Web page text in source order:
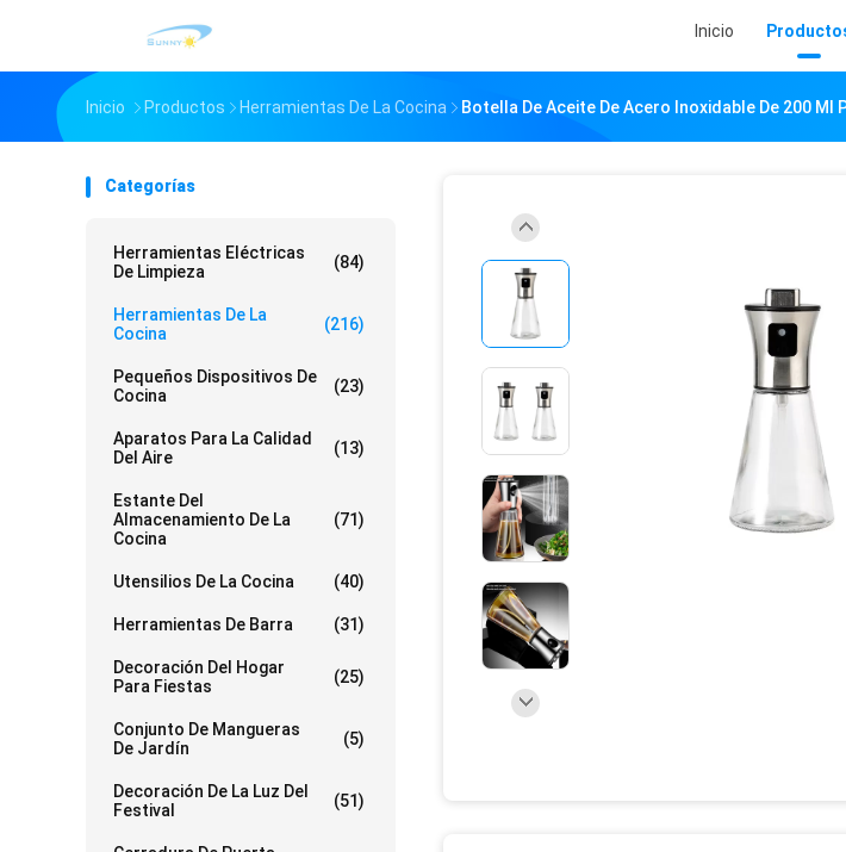
Inicio
Inicio Productos Herramientas De La Cocina Botella De Aceite De Acero Inoxidable De 200 Ml
Categorías
Herramientas Eléctricas
De Limpieza
(84)
Herramientas De La
Cocina
(216)
Pequeños Dispositivos De
Cocina
(23)
Aparatos Para La Calidad
Del Aire
(13)
Estante Del
Almacenamiento De La
Cocina
(71)
Utensilios De La Cocina (40)
Herramientas De Barra (31)
Decoración Del Hogar
Para Fiestas
(25)
Conjunto De Mangueras
De Jardín
(5)
Decoración De La Luz Del
Festival
(51)